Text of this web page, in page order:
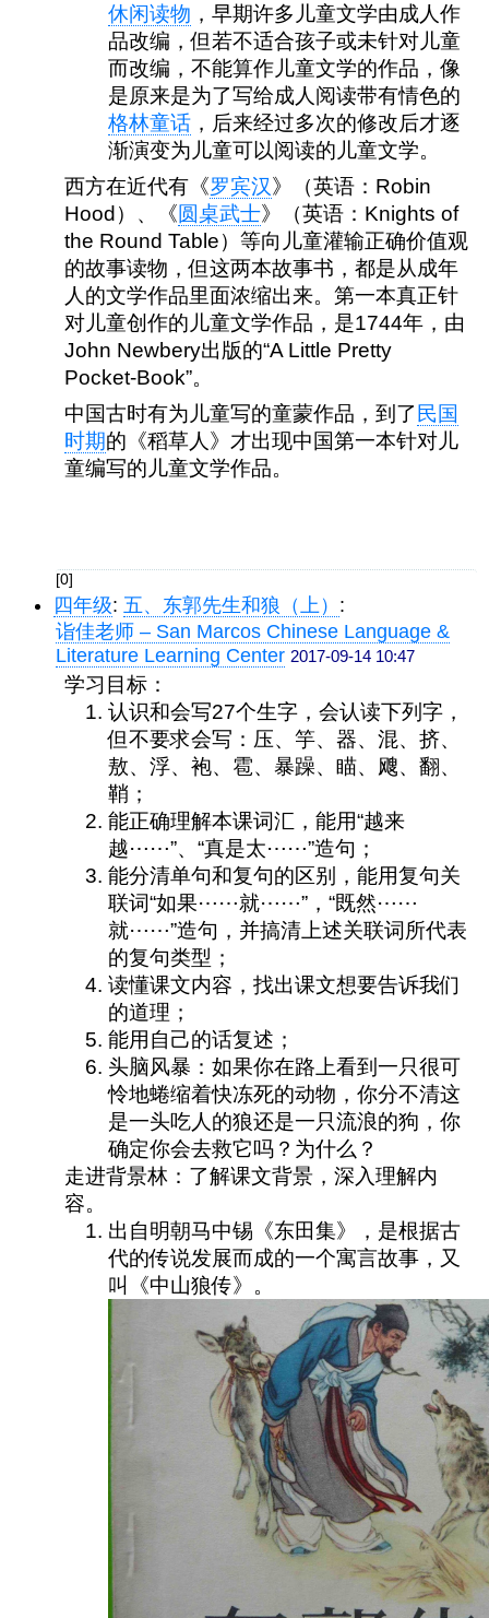
休闲读物 ，早期许多儿童文学由成人作
品改编，但若不适合孩子或未针对儿童
而改编，不能算作儿童文学的作品，像
是原来是为了写给成人阅读带有情色的
格林童话，后来经过多次的修改后才逐
渐演变为儿童可以阅读的儿童文学。
西方在近代有《罗宾汉》（英语： Robin
Hood）、《圆桌武士》（英语： Knights of
the Round Table）等向儿童灌输正确价值观
的故事读物，但这两本故事书，都是从成年
人的文学作品里面浓缩出来。第一本真正针
对儿童创作的儿童文学作品，是1744年，由
John Newbery出版的“A Little Pretty
Pocket-Book”。
中国古时有为儿童写的童蒙作品，到了民国
时期的《稻草人》才出现中国第一本针对儿
童编写的儿童文学作品。
[0]
四年级: 五、东郭先生和狼（上） :
诣佳老师 – San Marcos Chinese Language &
Literature Learning Center 2017-09-14 10:47
学习目标：
认识和会写27个生字，会认读下列字，
但不要求会写：压、竽、器、混、挤、
敖、浮、袍、雹、暴躁、瞄、飕、翻、
鞘；
能正确理解本课词汇，能用“越来
越⋯⋯”、“真是太⋯⋯”造句；
能分清单句和复句的区别，能用复句关
联词“如果⋯⋯就⋯⋯”，“既然⋯⋯
就⋯⋯”造句，并搞清上述关联词所代表
的复句类型；
读懂课文内容，找出课文想要告诉我们
的道理；
能用自己的话复述；
头脑风暴：如果你在路上看到一只很可
怜地蜷缩着快冻死的动物，你分不清这
是一头吃人的狼还是一只流浪的狗，你
确定你会去救它吗？为什么？
走进背景林：了解课文背景，深入理解内
容。
出自明朝马中锡《东田集》，是根据古
代的传说发展而成的一个寓言故事，又
叫《中山狼传》。